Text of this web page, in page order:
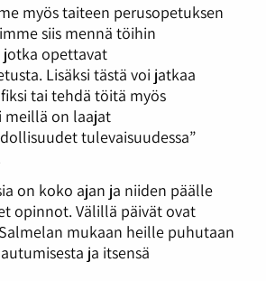
myös taiteen perusopetuksen
siis mennä töihin
opettavat
Lisäksi tästä voi jatkaa
tai tehdä töitä myös
meillä on laajat
tulevaisuudessa”
on koko ajan ja niiden päälle
opinnot. Välillä päivät ovat
mukaan heille puhutaan
ja itsensä